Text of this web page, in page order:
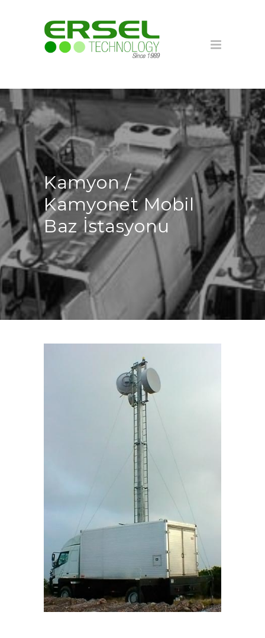
Kamyon /
Kamyonet Mobil
Baz İstasyonu